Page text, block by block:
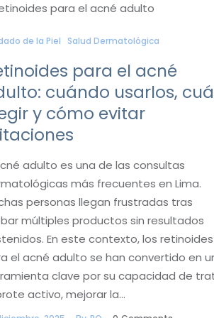
de la Piel Salud Dermatológica
para el acné
cuándo usarlos,
y cómo evitar
adulto es una de las consultas
más frecuentes en Lima.
personas llegan frustradas tras
múltiples productos sin resultados
En este contexto, los retinoides
el acné adulto se han convertido en
clave por su capacidad de
activo, mejorar la…